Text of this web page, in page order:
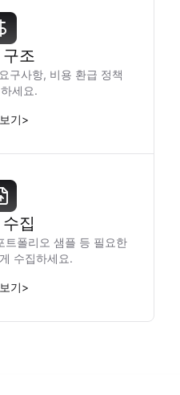
조
구사항, 비용 환급 정책
세요.
기>
집
트폴리오 샘플 등 필요한
수집하세요.
기>